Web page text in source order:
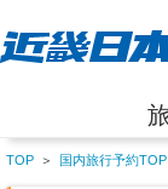
TOP ＞ 国内旅行予約TOP